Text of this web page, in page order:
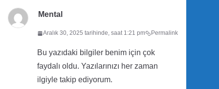
Mental
Aralık 30, 2025 tarihinde, saat 1:21 pm Permalink
Bu yazıdaki bilgiler benim için çok
faydalı oldu. Yazılarınızı her zaman
ilgiyle takip ediyorum.